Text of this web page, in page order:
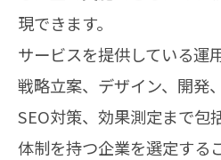
現できます。
サービスを提供している運
戦略立案、デザイン、開発
SEO対策、効果測定まで包
体制を持つ企業を選定するこ